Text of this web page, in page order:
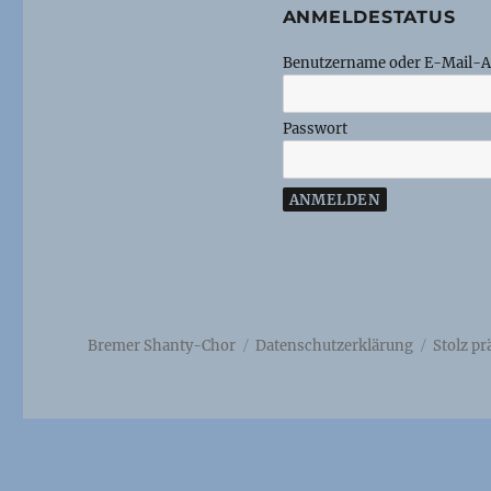
ANMELDESTATUS
Benutzername oder E-Mail-
Passwort
Bremer Shanty-Chor Datenschutzerklärung Stolz